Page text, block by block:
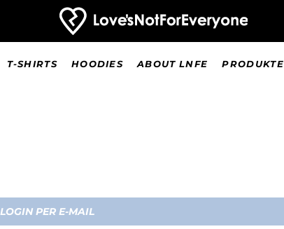
T-SHIRTS HOODIES ABOUT LNFE PRODUKTE
LOGIN PER E-MAIL